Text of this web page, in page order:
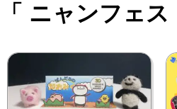
「 ニャンフェ